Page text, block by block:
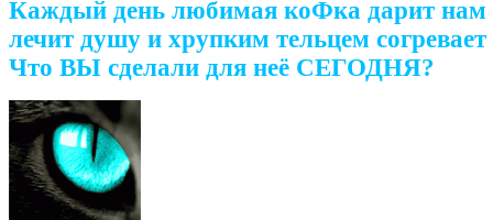
Каждый день любимая коФка дарит нам
лечит душу и хрупким тельцем согревает
Что ВЫ сделали для неё СЕГОДНЯ?